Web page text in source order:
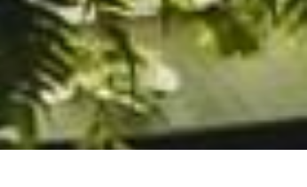
Urban 24 эксклюзив
Urban 24
РАЗДЕЛИТЕЛИ
ДОСТУПА